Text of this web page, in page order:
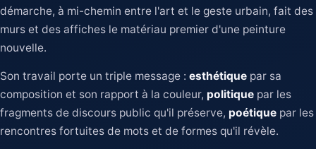
démarche, à mi-chemin entre l'art et le geste urbain, fait des
murs et des affiches le matériau premier d'une peinture
nouvelle.
Son travail porte un triple message : esthétique par sa
composition et son rapport à la couleur, politique par les
fragments de discours public qu'il préserve, poétique par les
rencontres fortuites de mots et de formes qu'il révèle.